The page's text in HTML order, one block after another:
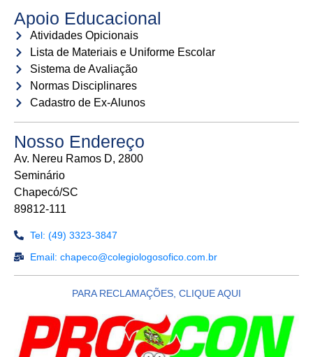
Apoio Educacional
Atividades Opicionais
Lista de Materiais e Uniforme Escolar
Sistema de Avaliação
Normas Disciplinares
Cadastro de Ex-Alunos
Nosso Endereço
Av. Nereu Ramos D, 2800
Seminário
Chapecó/SC
89812-111
Tel: (49) 3323-3847
Email: chapeco@colegiologosofico.com.br
PARA RECLAMAÇÕES, CLIQUE AQUI